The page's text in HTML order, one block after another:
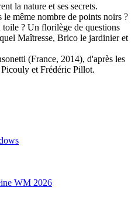
la nature et ses secrets.
même nombre de points noirs ?
toile ? Un florilège de questions
Maîtresse, Brico le jardinier et
(France, 2014), d'après les
et Frédéric Pillot.
WM 2026